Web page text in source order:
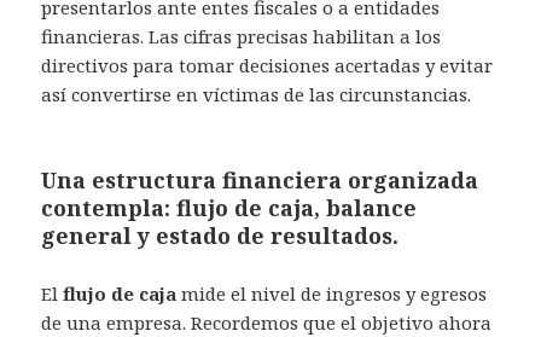
presentarlos ante entes fiscales o a entidades
financieras. Las cifras precisas habilitan a los
directivos para tomar decisiones acertadas y evitar
así convertirse en víctimas de las circunstancias.
Una estructura financiera organizada
contempla: flujo de caja, balance
general y estado de resultados.
Elflujo de caja mide el nivel de ingresos y egresos
de una empresa. Recordemos que el objetivo ahora